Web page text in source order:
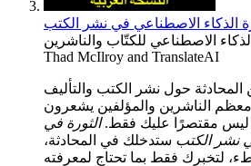
الاصطناعي للكتّاب والناشرين
Thad McIlroy and TranslateAI
حول نشر الكتب والتأليف
الناشرين والمؤلفين يشعرون
ليس مقتصرًا عليك فقط.الثورة في
نشر الكتب ستدخلك في المحادثة،